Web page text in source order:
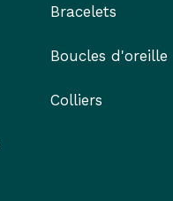
Bracelets
Boucles d'oreille
Colliers